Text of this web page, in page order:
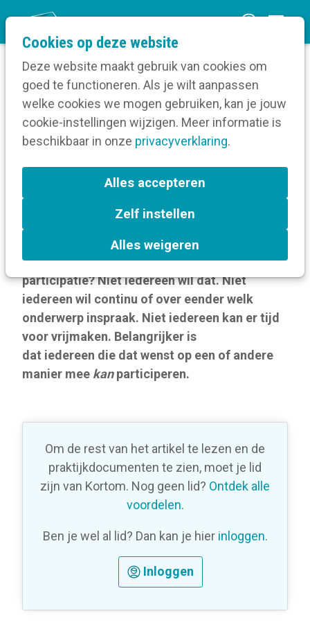
Cookies op deze website
Deze website maakt gebruik van cookies om
goed te functioneren. Als je wilt aanpassen
welke cookies we mogen gebruiken, kan je jouw
cookie-instellingen wijzigen. Meer informatie is
beschikbaar in onze privacyverklaring.
Alles accepteren
Zelf instellen
Alles weigeren
n
m
Home
Blog
Moet participatie representatief zijn?
Moet participatie
representatief zijn?
Willen mensen eigenlijk wel inspraak en
participatie? Niet iedereen wil dat. Niet
iedereen wil continu of over eender welk
onderwerp inspraak. Niet iedereen kan er tijd
voor vrijmaken. Belangrijker is
dat iedereen die dat wenst op een of andere
manier mee kanparticiperen.
Om de rest van het artikel te lezen en de
praktijkdocumenten te zien, moet je lid
zijn van Kortom. Nog geen lid? Ontdek alle
voordelen.
Ben je wel al lid? Dan kan je hier inloggen.
Inloggen